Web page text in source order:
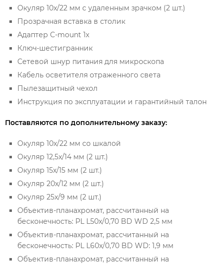
Окуляр 10x/22 мм с удаленным зрачком (2 шт.)
Прозрачная вставка в столик
Адаптер C-mount 1х
Ключ-шестигранник
Сетевой шнур питания для микроскопа
Кабель осветителя отраженного света
Пылезащитный чехол
Инструкция по эксплуатации и гарантийный талон
Поставляются по дополнительному заказу:
Окуляр 10х/22 мм со шкалой
Окуляр 12,5x/14 мм (2 шт.)
Окуляр 15х/15 мм (2 шт.)
Окуляр 20х/12 мм (2 шт.)
Окуляр 25х/9 мм (2 шт.)
Объектив-планахромат, рассчитанный на
бесконечность: PL L50х/0,70 BD WD 2,5 мм
Объектив-планахромат, рассчитанный на
бесконечность: PL L60x/0,70 BD WD: 1,9 мм
Объектив-планахромат, рассчитанный на